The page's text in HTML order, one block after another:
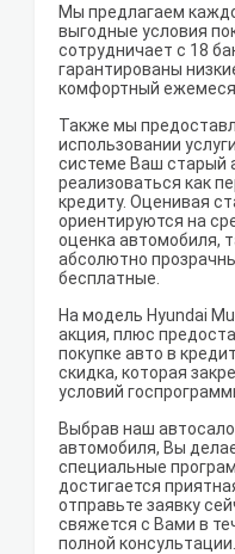
Мы предлагаем
выгодные условия
сотрудничает с 18
гарантированы
комфортный
Также мы
использовании
системе Ваш старый
реализоваться как
кредиту. Оценивая
ориентируются на
оценка автомобиля,
абсолютно
бесплатные.
На модель Hyundai
акция, плюс
покупке авто в
скидка, которая
условий
Выбрав наш
автомобиля, Вы
специальные
достигается
отправьте заявку
свяжется с Вами в
полной консультации.